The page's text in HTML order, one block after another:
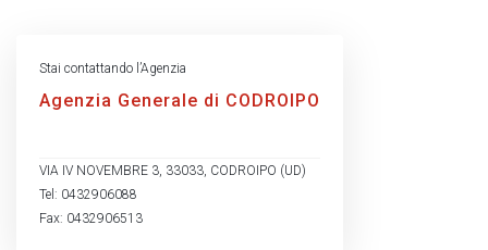
Stai contattando l’Agenzia
Agenzia Generale di CODROIPO
VIA IV NOVEMBRE 3, 33033, CODROIPO (UD)
Tel: 0432906088
Fax: 0432906513